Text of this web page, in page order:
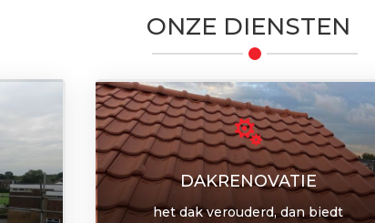
ONZE DIENSTEN

DAKRENOVATIE
het dak verouderd, dan biedt